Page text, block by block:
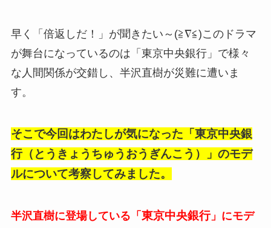
早く「倍返しだ！」が聞きたい～(≧∇≦)このドラマ
が舞台になっているのは「東京中央銀行」で様々
な人間関係が交錯し、半沢直樹が災難に遭いま
す。
そこで今回はわたしが気になった「東京中央銀
行（とうきょうちゅうおうぎんこう）」のモデ
ルについて考察してみました。
半沢直樹に登場している「 東京中央銀行」にモデ